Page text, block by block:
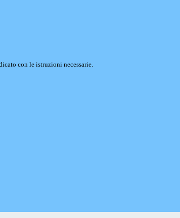
con le istruzioni necessarie.